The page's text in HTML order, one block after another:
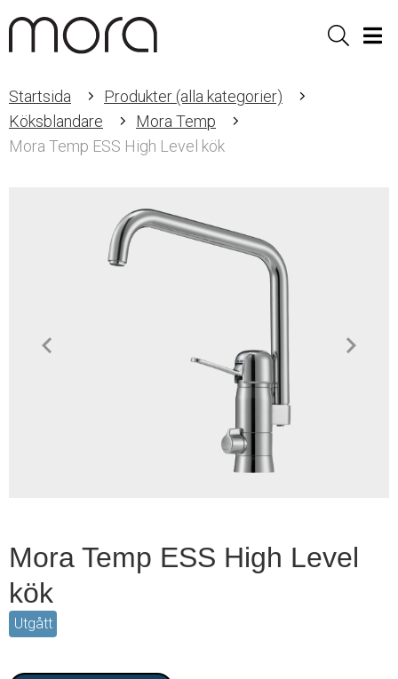
Sök
Startsida
Produkter (alla kategorier)
Köksblandare
Mora Temp
Mora Temp ESS High Level kök
Mora Temp ESS High Level
kök
Utgått